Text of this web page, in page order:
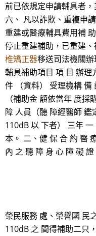
前已依規定申請輔具者
六、 凡以詐欺、重複申
重建或醫療輔具費用補
停止重建補助，已重建
椎矯正器移送司法機關
輔具補助項目 項 目 辦理
件 （資料） 受理機構 備
（補助金 額依當年 度
障 人員（聽 障經醫師 鑑
110dB 以 下者） 三年
本。 二、健 保 合 約 醫
內 之 聽 障 身 心 障 礙
榮民服務 處、榮譽國 民
110dB 之 間得補助二只